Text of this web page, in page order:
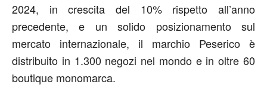
2024, in crescita del 10% rispetto all’anno
precedente, e un solido posizionamento sul
mercato internazionale, il marchio Peserico è
distribuito in 1.300 negozi nel mondo e in oltre 60
boutique monomarca.